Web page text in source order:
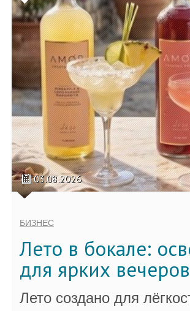
03.08.2026
БИЗНЕС
Лето в бокале:
для ярких вечеров
Лето создано для